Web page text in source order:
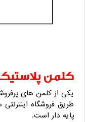
کلمن
یکی از کلمن های
طریق فروشگاه
پایه دار است.